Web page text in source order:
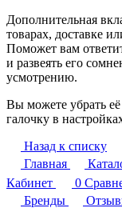
Дополнительная
товарах, доставке
Поможет вам
и развеять его
усмотрению.
Вы можете убрать
галочку в
Назад к списку
Главная
Кабинет
0
Бренды